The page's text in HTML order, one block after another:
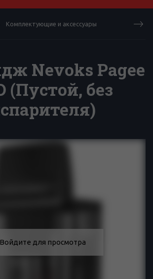
Комплектующие и аксессуары
Nevoks Pagee
(Пустой, без
Войдите для просмотра